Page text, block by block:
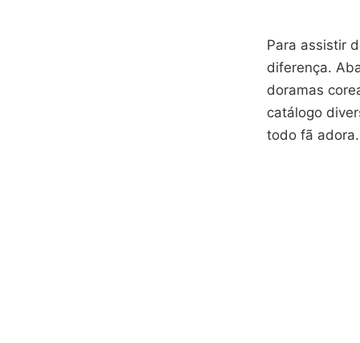
Para assistir
diferença.
doramas
catálogo
todo fã adora.